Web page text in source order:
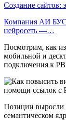
Создание сайтов:
Компания АИ
нейросеть —…
Посмотрим, как
мобильной и
подключения к
Позиции выросли
семантическом